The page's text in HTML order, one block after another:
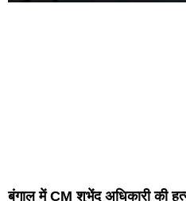
बंगाल में CM शुभेंदु अधिकारी की